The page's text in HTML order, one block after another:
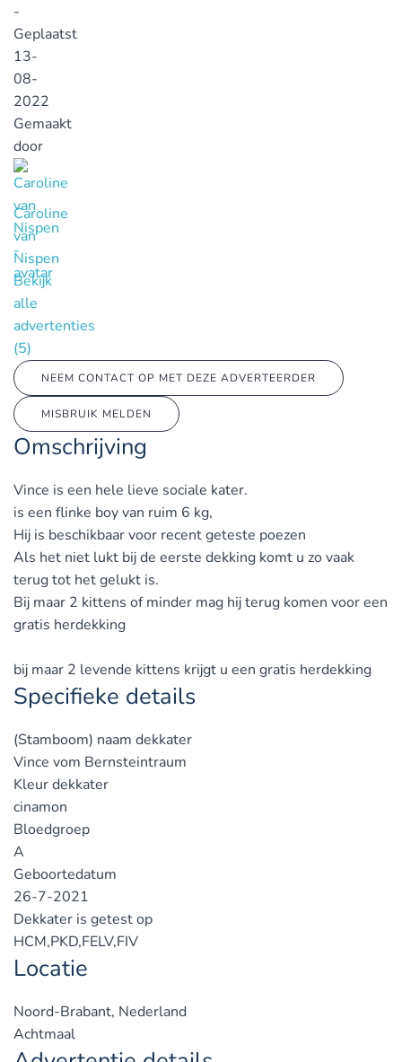
-
Geplaatst
13-
08-
2022
Gemaakt
door
Caroline
van
Nispen
Bekijk
alle
advertenties
(5)
NEEM CONTACT OP MET DEZE ADVERTEERDER
MISBRUIK MELDEN
Omschrijving
Vince is een hele lieve sociale kater.
is een flinke boy van ruim 6 kg,
Hij is beschikbaar voor recent geteste poezen
Als het niet lukt bij de eerste dekking komt u zo vaak
terug tot het gelukt is.
Bij maar 2 kittens of minder mag hij terug komen voor een
gratis herdekking
bij maar 2 levende kittens krijgt u een gratis herdekking
Specifieke details
(Stamboom) naam dekkater
Vince vom Bernsteintraum
Kleur dekkater
cinamon
Bloedgroep
A
Geboortedatum
26-7-2021
Dekkater is getest op
HCM,PKD,FELV,FIV
Locatie
Noord-Brabant, Nederland
Achtmaal